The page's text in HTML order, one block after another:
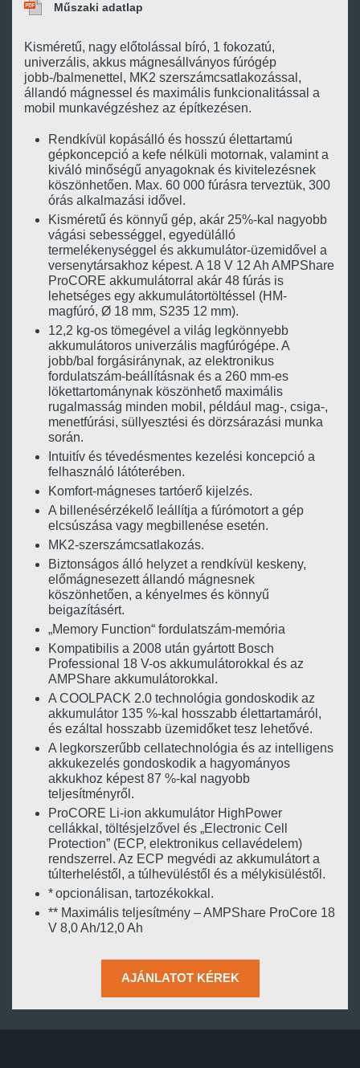
Műszaki adatlap
Kisméretű, nagy előtolással bíró, 1 fokozatú,
univerzális, akkus mágnesállványos fúrógép
jobb-/balmenettel, MK2 szerszámcsatlakozással,
állandó mágnessel és maximális funkcionalitással a
mobil munkavégzéshez az építkezésen.
Rendkívül kopásálló és hosszú élettartamú
gépkoncepció a kefe nélküli motornak, valamint a
kiváló minőségű anyagoknak és kivitelezésnek
köszönhetően. Max. 60 000 fúrásra terveztük, 300
órás alkalmazási idővel.
Kisméretű és könnyű gép, akár 25%-kal nagyobb
vágási sebességgel, egyedülálló
termelékenységgel és akkumulátor-üzemidővel a
versenytársakhoz képest. A 18 V 12 Ah AMPShare
ProCORE akkumulátorral akár 48 fúrás is
lehetséges egy akkumulátortöltéssel (HM-
magfúró, Ø 18 mm, S235 12 mm).
12,2 kg-os tömegével a világ legkönnyebb
akkumulátoros univerzális magfúrógépe. A
jobb/bal forgásiránynak, az elektronikus
fordulatszám-beállításnak és a 260 mm-es
lökettartománynak köszönhető maximális
rugalmasság minden mobil, például mag-, csiga-,
menetfúrási, süllyesztési és dörzsárazási munka
során.
Intuitív és tévedésmentes kezelési koncepció a
felhasználó látóterében.
Komfort-mágneses tartóerő kijelzés.
A billenésérzékelő leállítja a fúrómotort a gép
elcsúszása vagy megbillenése esetén.
MK2-szerszámcsatlakozás.
Biztonságos álló helyzet a rendkívül keskeny,
előmágnesezett állandó mágnesnek
köszönhetően, a kényelmes és könnyű
beigazításért.
„Memory Function“ fordulatszám-memória
Kompatibilis a 2008 után gyártott Bosch
Professional 18 V-os akkumulátorokkal és az
AMPShare akkumulátorokkal.
A COOLPACK 2.0 technológia gondoskodik az
akkumulátor 135 %-kal hosszabb élettartamáról,
és ezáltal hosszabb üzemidőket tesz lehetővé.
A legkorszerűbb cellatechnológia és az intelligens
akkukezelés gondoskodik a hagyományos
akkukhoz képest 87 %-kal nagyobb
teljesítményről.
ProCORE Li-ion akkumulátor HighPower
cellákkal, töltésjelzővel és „Electronic Cell
Protection” (ECP, elektronikus cellavédelem)
rendszerrel. Az ECP megvédi az akkumulátort a
túlterheléstől, a túlhevüléstől és a mélykisüléstől.
* opcionálisan, tartozékokkal.
** Maximális teljesítmény – AMPShare ProCore 18
V 8,0 Ah/12,0 Ah
AJÁNLATOT KÉREK